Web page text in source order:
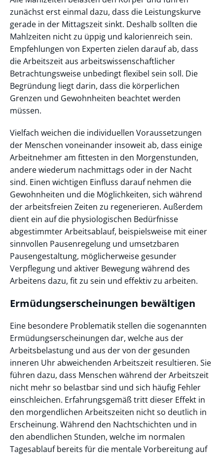
zunächst erst einmal dazu, dass die Leistungskurve
gerade in der Mittagszeit sinkt. Deshalb sollten die
Mahlzeiten nicht zu üppig und kalorienreich sein.
Empfehlungen von Experten zielen darauf ab, dass
die Arbeitszeit aus arbeitswissenschaftlicher
Betrachtungsweise unbedingt flexibel sein soll. Die
Begründung liegt darin, dass die körperlichen
Grenzen und Gewohnheiten beachtet werden
müssen.
Vielfach weichen die individuellen Voraussetzungen
der Menschen voneinander insoweit ab, dass einige
Arbeitnehmer am fittesten in den Morgenstunden,
andere wiederum nachmittags oder in der Nacht
sind. Einen wichtigen Einfluss darauf nehmen die
Gewohnheiten und die Möglichkeiten, sich während
der arbeitsfreien Zeiten zu regenerieren. Außerdem
dient ein auf die physiologischen Bedürfnisse
abgestimmter Arbeitsablauf, beispielsweise mit einer
sinnvollen Pausenregelung und umsetzbaren
Pausengestaltung, möglicherweise gesunder
Verpflegung und aktiver Bewegung während des
Arbeitens dazu, fit zu sein und effektiv zu arbeiten.
Ermüdungserscheinungen bewältigen
Eine besondere Problematik stellen die sogenannten
Ermüdungserscheinungen dar, welche aus der
Arbeitsbelastung und aus der von der gesunden
inneren Uhr abweichenden Arbeitszeit resultieren. Sie
führen dazu, dass Menschen während der Arbeitszeit
nicht mehr so belastbar sind und sich häufig Fehler
einschleichen. Erfahrungsgemäß tritt dieser Effekt in
den morgendlichen Arbeitszeiten nicht so deutlich in
Erscheinung. Während den Nachtschichten und in
den abendlichen Stunden, welche im normalen
Tagesablauf bereits für die mentale Vorbereitung auf